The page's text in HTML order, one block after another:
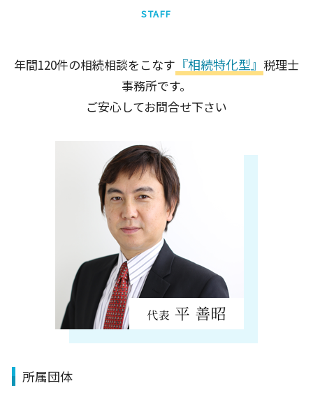
墨田区
STAFF
年間120件の相続相談をこなす 『相続特化型』 税理士
事務所です。
ご安心してお問合せ下さい
所属団体